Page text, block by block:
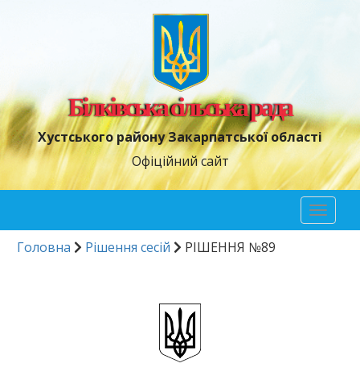
Білківська сільська рада
Хустського району Закарпатської області
Офіційний сайт
Toggle
Головна
Рішення сесій РІШЕННЯ №89